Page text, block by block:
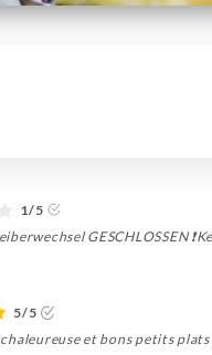
1/5
GESCHLOSSEN
5/5
et bons petits